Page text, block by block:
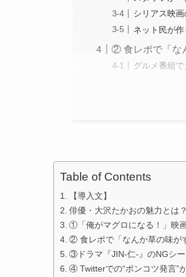
シリアス映
ネット民が作
② 食レポで「な
グルメ番組
Table of Contents
【導入文】
俳優・大沢たかおの魅力とは？
①「俺がマグロになる！」映
② 食レポで「なんか草の味が
③ドラマ『JIN-仁-』のNGシー
④ Twitterでの“ポンコツ発言”